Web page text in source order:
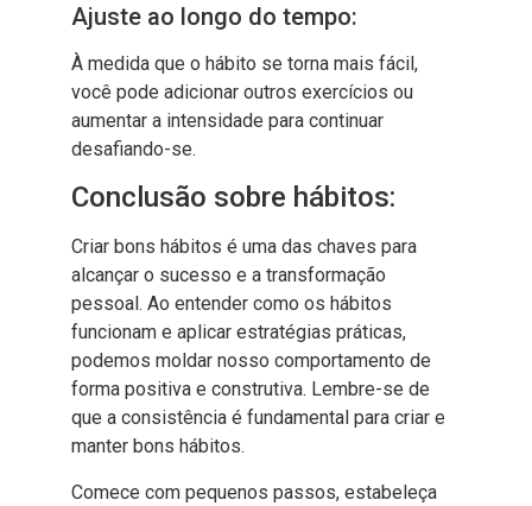
Ajuste ao longo do tempo:
À medida que o hábito se torna mais fácil,
você pode adicionar outros exercícios ou
aumentar a intensidade para continuar
desafiando-se.
Conclusão sobre hábitos:
Criar bons hábitos é uma das chaves para
alcançar o sucesso e a transformação
pessoal. Ao entender como os hábitos
funcionam e aplicar estratégias práticas,
podemos moldar nosso comportamento de
forma positiva e construtiva. Lembre-se de
que a consistência é fundamental para criar e
manter bons hábitos.
Comece com pequenos passos, estabeleça